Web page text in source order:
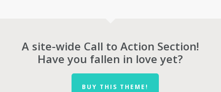
A site-wide Call to Action Section!
Have you fallen in love yet?
BUY THIS THEME!